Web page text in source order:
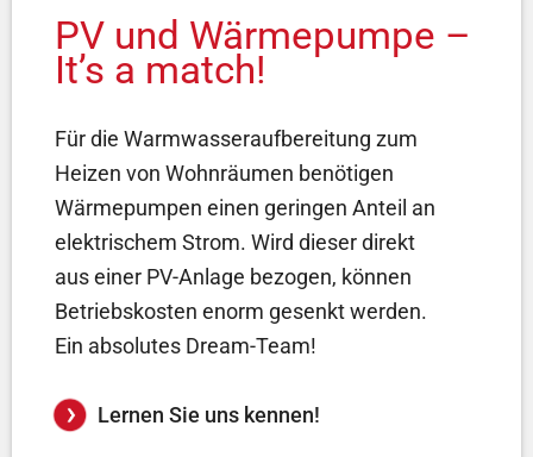
PV und Wärmepumpe –
It’s a match!
Für die Warmwasseraufbereitung zum
Heizen von Wohnräumen benötigen
Wärmepumpen einen geringen Anteil an
elektrischem Strom. Wird dieser direkt
aus einer PV-Anlage bezogen, können
Betriebskosten enorm gesenkt werden.
Ein absolutes Dream-Team!
Lernen Sie uns kennen!